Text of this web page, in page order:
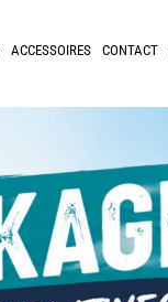
ACCESSOIRES CONTACT